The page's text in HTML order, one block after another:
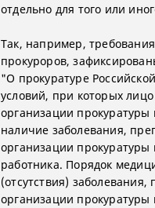
отдельно для того или
Так, например,
прокуроров,
"О прокуратуре
условий, при которых
организации прокуратуры
наличие заболевания,
организации
работника. Порядок
(отсутствия)
организации